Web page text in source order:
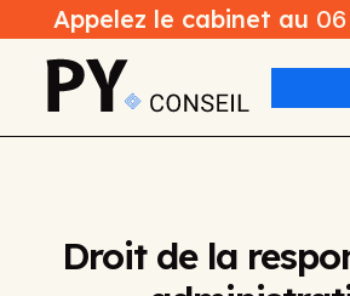
Appelez le cabinet au
Droit de la